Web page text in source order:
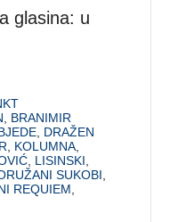
glasina: u
BRANIMIR
DRAŽEN
KOLUMNA
LISINSKI
SUKOBI
REQUIEM